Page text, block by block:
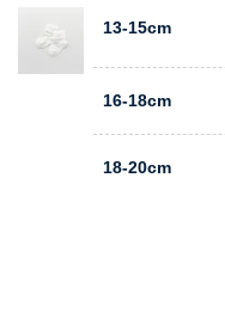
13-15cm
16-18cm
18-20cm